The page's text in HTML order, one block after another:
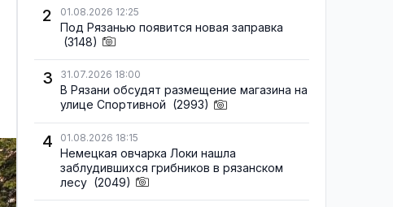
2 01.08.2026 12:25
Под Рязанью появится новая заправка
(3148)
3 31.07.2026 18:00
В Рязани обсудят размещение магазина на
улице Спортивной (2993)
4 01.08.2026 18:15
Немецкая овчарка Локи нашла
заблудившихся грибников в рязанском
лесу (2049)